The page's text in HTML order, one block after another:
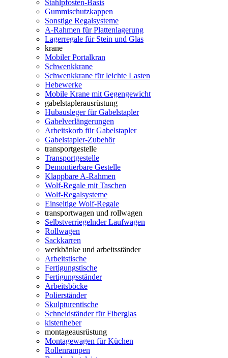
Stahlpfosten-Basis
Gummischutzkappen
Sonstige Regalsysteme
A-Rahmen für Plattenlagerung
Lagerregale für Stein und Glas
krane
Mobiler Portalkran
Schwenkkrane
Schwenkkrane für leichte Lasten
Hebewerke
Mobile Krane mit Gegengewicht
gabelstaplerausrüstung
Hubausleger für Gabelstapler
Gabelverlängerungen
Arbeitskorb für Gabelstapler
Gabelstapler-Zubehör
transportgestelle
Transportgestelle
Demontierbare Gestelle
Klappbare A-Rahmen
Wolf-Regale mit Taschen
Wolf-Regalsysteme
Einseitige Wolf-Regale
transportwagen und rollwagen
Selbstverriegelnder Laufwagen
Rollwagen
Sackkarren
werkbänke und arbeitsständer
Arbeitstische
Fertigungstische
Fertigungsständer
Arbeitsböcke
Polierständer
Skulpturentische
Schneidständer für Fiberglas
kistenheber
montageausrüstung
Montagewagen für Küchen
Rollenrampen